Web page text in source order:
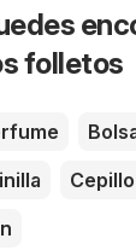
folletos
Cepillo